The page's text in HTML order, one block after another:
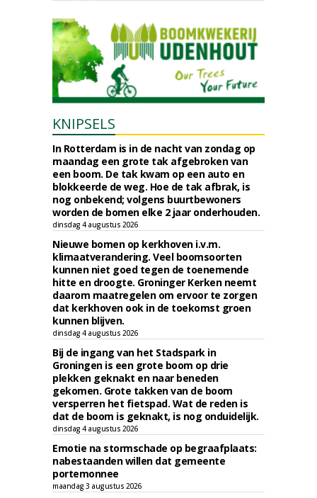
KNIPSELS
In Rotterdam is in de nacht van zondag op
maandag een grote tak afgebroken van
een boom. De tak kwam op een auto en
blokkeerde de weg. Hoe de tak afbrak, is
nog onbekend; volgens buurtbewoners
worden de bomen elke 2 jaar onderhouden.
dinsdag 4 augustus 2026
Nieuwe bomen op kerkhoven i.v.m.
klimaatverandering. Veel boomsoorten
kunnen niet goed tegen de toenemende
hitte en droogte. Groninger Kerken neemt
daarom maatregelen om ervoor te zorgen
dat kerkhoven ook in de toekomst groen
kunnen blijven.
dinsdag 4 augustus 2026
Bij de ingang van het Stadspark in
Groningen is een grote boom op drie
plekken geknakt en naar beneden
gekomen. Grote takken van de boom
versperren het fietspad. Wat de reden is
dat de boom is geknakt, is nog onduidelijk.
dinsdag 4 augustus 2026
Emotie na stormschade op begraafplaats:
nabestaanden willen dat gemeente
portemonnee
maandag 3 augustus 2026